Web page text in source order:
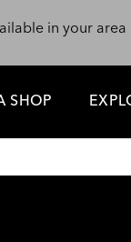
in your area
SHOP